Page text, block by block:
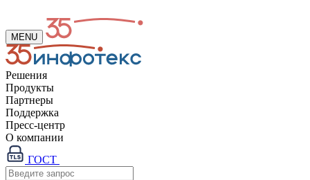
MENU
Решения
Продукты
Партнеры
Поддержка
Пресс-центр
О компании
ГОСТ